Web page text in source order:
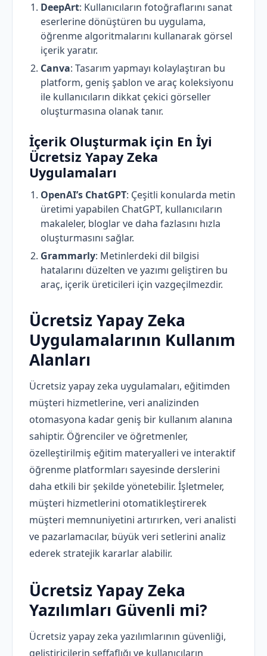
DeepArt: Kullanıcıların fotoğraflarını sanat
eserlerine dönüştüren bu uygulama,
öğrenme algoritmalarını kullanarak görsel
içerik yaratır.
Canva: Tasarım yapmayı kolaylaştıran bu
platform, geniş şablon ve araç koleksiyonu
ile kullanıcıların dikkat çekici görseller
oluşturmasına olanak tanır.
İçerik Oluşturmak için En İyi
Ücretsiz Yapay Zeka
Uygulamaları
OpenAI’s ChatGPT: Çeşitli konularda metin
üretimi yapabilen ChatGPT, kullanıcıların
makaleler, bloglar ve daha fazlasını hızla
oluşturmasını sağlar.
Grammarly: Metinlerdeki dil bilgisi
hatalarını düzelten ve yazımı geliştiren bu
araç, içerik üreticileri için vazgeçilmezdir.
Ücretsiz Yapay Zeka
Uygulamalarının Kullanım
Alanları
Ücretsiz yapay zeka uygulamaları, eğitimden
müşteri hizmetlerine, veri analizinden
otomasyona kadar geniş bir kullanım alanına
sahiptir. Öğrenciler ve öğretmenler,
özelleştirilmiş eğitim materyalleri ve interaktif
öğrenme platformları sayesinde derslerini
daha etkili bir şekilde yönetebilir. İşletmeler,
müşteri hizmetlerini otomatikleştirerek
müşteri memnuniyetini artırırken, veri analisti
ve pazarlamacılar, büyük veri setlerini analiz
ederek stratejik kararlar alabilir.
Ücretsiz Yapay Zeka
Yazılımları Güvenli mi?
Ücretsiz yapay zeka yazılımlarının güvenliği,
geliştiricilerin şeffaflığı ve kullanıcıların